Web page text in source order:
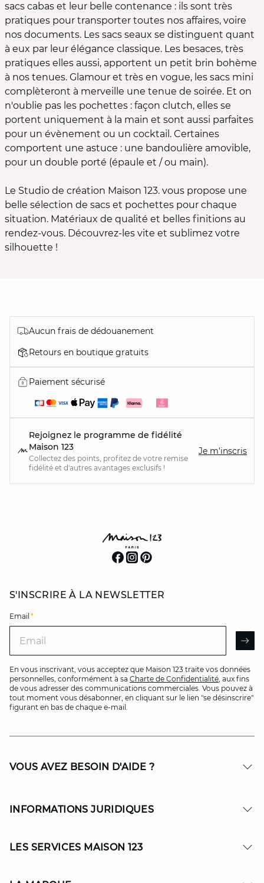
sacs cabas et leur belle contenance : ils sont très
pratiques pour transporter toutes nos affaires, voire
nos documents. Les sacs seaux se distinguent quant
à eux par leur élégance classique. Les besaces, très
pratiques elles aussi, apportent un petit brin bohème
à nos tenues. Glamour et très en vogue, les sacs mini
complèteront à merveille une tenue de soirée. Et on
n'oublie pas les pochettes : façon clutch, elles se
portent uniquement à la main et sont aussi parfaites
pour un évènement ou un cocktail. Certaines
comportent une astuce : une bandoulière amovible,
pour un double porté (épaule et / ou main).
Le Studio de création Maison 123. vous propose une
belle sélection de sacs et pochettes pour chaque
situation. Matériaux de qualité et belles finitions au
rendez-vous. Découvrez-les vite et sublimez votre
silhouette !
Aucun frais de dédouanement
Retours en boutique gratuits
Paiement sécurisé
Rejoignez le programme de fidélité
Maison 123
Collectez des points, profitez de votre remise
fidélité et d'autres avantages exclusifs !
Je m'inscris
S'INSCRIRE À LA NEWSLETTER
Email *
En vous inscrivant, vous acceptez que Maison 123 traite vos données
personnelles, conformément à sa Charte de Confidentialité, aux fins
de vous adresser des communications commerciales. Vous pouvez à
tout moment vous désabonner, en cliquant sur le lien "se désinscrire"
figurant en bas de chaque e-mail.
VOUS AVEZ BESOIN D'AIDE ?
INFORMATIONS JURIDIQUES
LES SERVICES MAISON 123